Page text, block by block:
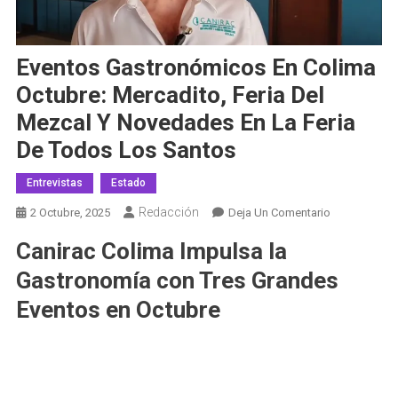
Eventos Gastronómicos En Colima
Octubre: Mercadito, Feria Del
Mezcal Y Novedades En La Feria
De Todos Los Santos
Entrevistas Estado
2 Octubre, 2025 Redacción Deja Un ComentarioEn
En
Canirac Colima Impulsa la
Gastronomía con Tres Grandes
Eventos en Octubre